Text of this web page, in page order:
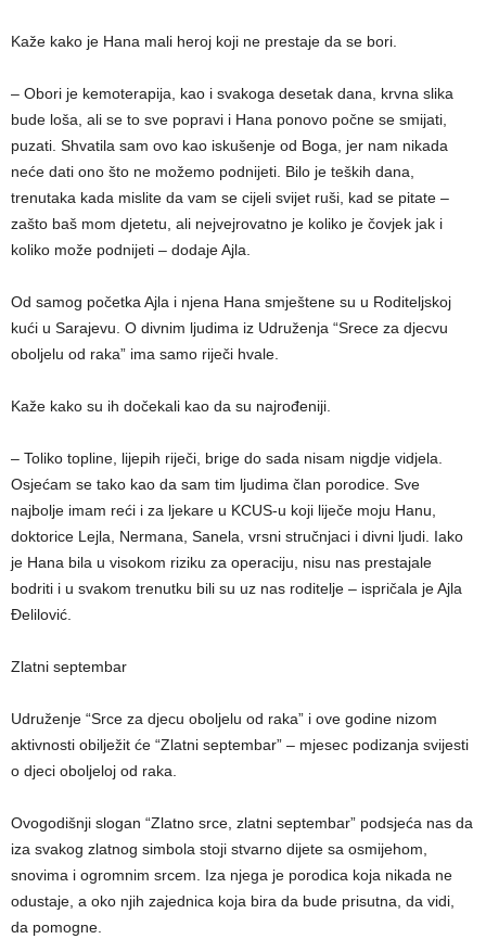
Kaže kako je Hana mali heroj koji ne prestaje da se bori.
– Obori je kemoterapija, kao i svakoga desetak dana, krvna slika
bude loša, ali se to sve popravi i Hana ponovo počne se smijati,
puzati. Shvatila sam ovo kao iskušenje od Boga, jer nam nikada
neće dati ono što ne možemo podnijeti. Bilo je teških dana,
trenutaka kada mislite da vam se cijeli svijet ruši, kad se pitate –
zašto baš mom djetetu, ali nejvejrovatno je koliko je čovjek jak i
koliko može podnijeti – dodaje Ajla.
Od samog početka Ajla i njena Hana smještene su u Roditeljskoj
kući u Sarajevu. O divnim ljudima iz Udruženja “Srece za djecvu
oboljelu od raka” ima samo riječi hvale.
Kaže kako su ih dočekali kao da su najrođeniji.
– Toliko topline, lijepih riječi, brige do sada nisam nigdje vidjela.
Osjećam se tako kao da sam tim ljudima član porodice. Sve
najbolje imam reći i za ljekare u KCUS-u koji liječe moju Hanu,
doktorice Lejla, Nermana, Sanela, vrsni stručnjaci i divni ljudi. Iako
je Hana bila u visokom riziku za operaciju, nisu nas prestajale
bodriti i u svakom trenutku bili su uz nas roditelje – ispričala je Ajla
Đelilović.
Zlatni septembar
Udruženje “Srce za djecu oboljelu od raka” i ove godine nizom
aktivnosti obilježit će “Zlatni septembar” – mjesec podizanja svijesti
o djeci oboljeloj od raka.
Ovogodišnji slogan “Zlatno srce, zlatni septembar” podsjeća nas da
iza svakog zlatnog simbola stoji stvarno dijete sa osmijehom,
snovima i ogromnim srcem. Iza njega je porodica koja nikada ne
odustaje, a oko njih zajednica koja bira da bude prisutna, da vidi,
da pomogne.